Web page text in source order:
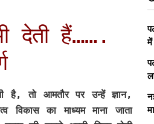
देती हैं…….
है, तो आमतौर पर उन्हें ज्ञान,
विकास का माध्यम माना जाता